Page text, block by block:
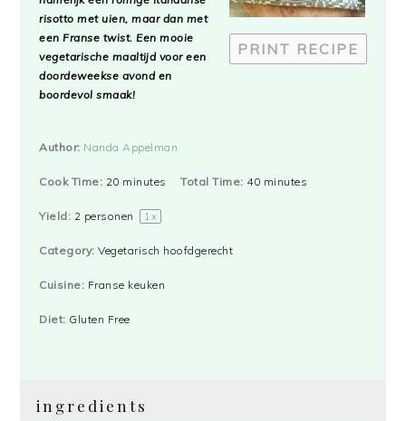
PRINT RECIPE
risotto met uien, maar dan met
een Franse twist. Een mooie
vegetarische maaltijd voor een
doordeweekse avond en
boordevol smaak!
Author: Nanda Appelman
Cook Time: 20 minutes Total Time: 40 minutes
Yield: 2 personen 1x
Category: Vegetarisch hoofdgerecht
Cuisine: Franse keuken
Diet: Gluten Free
ingredients